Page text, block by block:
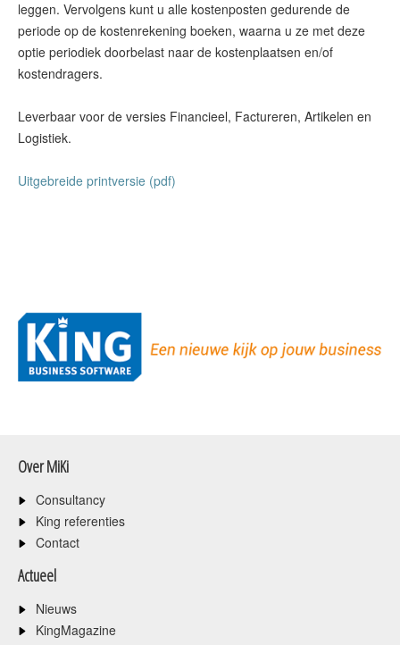
leggen. Vervolgens kunt u alle kostenposten gedurende de
periode op de kostenrekening boeken, waarna u ze met deze
optie periodiek doorbelast naar de kostenplaatsen en/of
kostendragers.
Leverbaar voor de versies Financieel, Factureren, Artikelen en
Logistiek.
Uitgebreide printversie (pdf)
Over MiKi
Consultancy
King referenties
Contact
Actueel
Nieuws
KingMagazine